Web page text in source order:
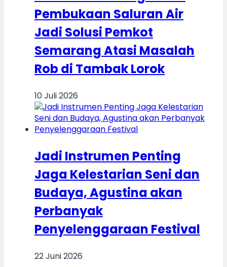
Pembukaan Saluran Air
Jadi Solusi Pemkot
Semarang Atasi Masalah
Rob di Tambak Lorok
10 Juli 2026
Jadi Instrumen Penting
Jaga Kelestarian Seni dan
Budaya, Agustina akan
Perbanyak
Penyelenggaraan Festival
22 Juni 2026